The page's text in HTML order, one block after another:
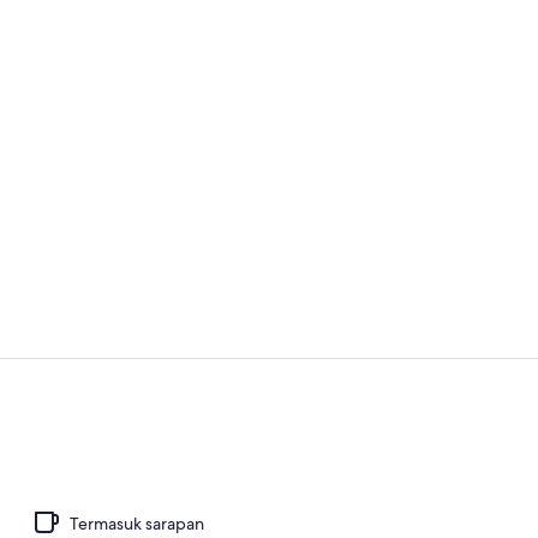
Termasuk sarapan